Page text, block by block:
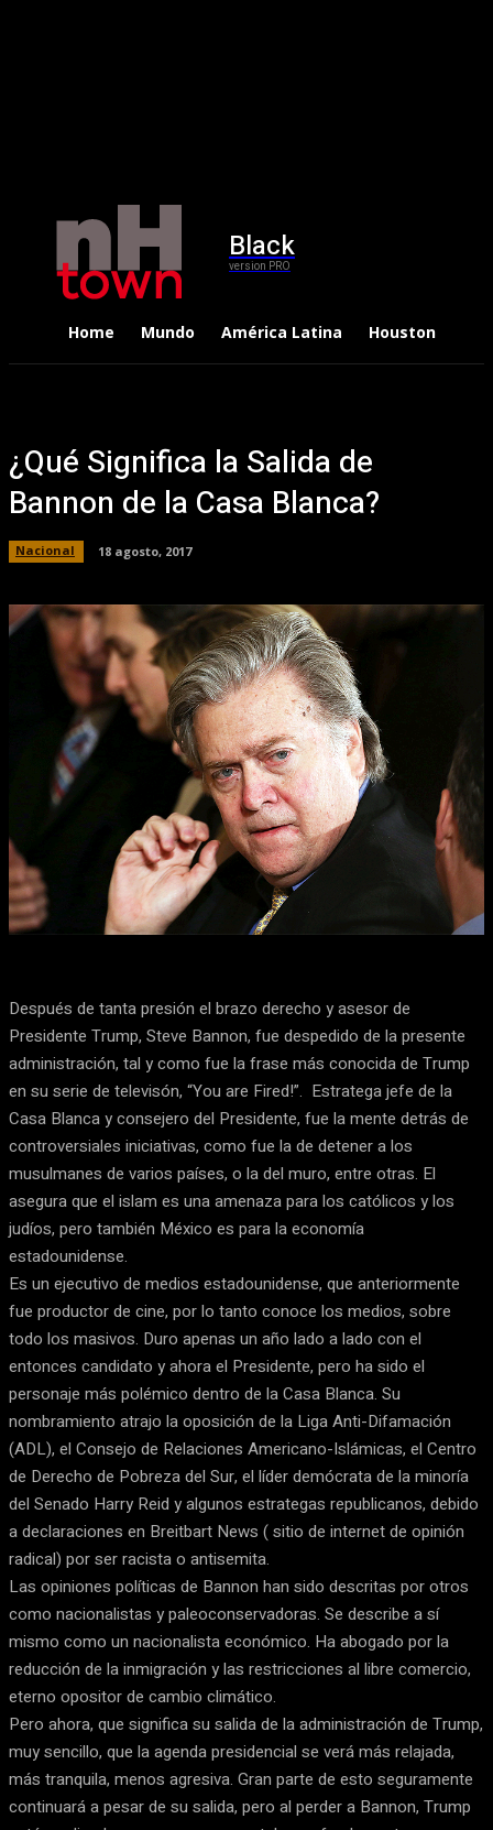
Black
version PRO
Home Mundo América Latina Houston
¿Qué Significa la Salida de
Bannon de la Casa Blanca?
Nacional 18 agosto, 2017
Facebook WhatsApp
Después de tanta presión el brazo derecho y asesor de
Presidente Trump, Steve Bannon, fue despedido de la presente
administración, tal y como fue la frase más conocida de Trump
en su serie de televisón, “You are Fired!”. Estratega jefe de la
Casa Blanca y consejero del Presidente, fue la mente detrás de
controversiales iniciativas, como fue la de detener a los
musulmanes de varios países, o la del muro, entre otras. El
asegura que el islam es una amenaza para los católicos y los
judíos, pero también México es para la economía
estadounidense.
Es un ejecutivo de medios estadounidense, que anteriormente
fue productor de cine, por lo tanto conoce los medios, sobre
todo los masivos. Duro apenas un año lado a lado con el
entonces candidato y ahora el Presidente, pero ha sido el
personaje más polémico dentro de la Casa Blanca. Su
nombramiento atrajo la oposición de la Liga Anti-Difamación
(ADL), el Consejo de Relaciones Americano-Islámicas, el Centro
de Derecho de Pobreza del Sur, el líder demócrata de la minoría
del Senado Harry Reid y algunos estrategas republicanos, debido
a declaraciones en Breitbart News ( sitio de internet de opinión
radical) por ser racista o antisemita.
Las opiniones políticas de Bannon han sido descritas por otros
como nacionalistas y paleoconservadoras. Se describe a sí
mismo como un nacionalista económico. Ha abogado por la
reducción de la inmigración y las restricciones al libre comercio,
eterno opositor de cambio climático.
Pero ahora, que significa su salida de la administración de Trump,
muy sencillo, que la agenda presidencial se verá más relajada,
más tranquila, menos agresiva. Gran parte de esto seguramente
continuará a pesar de su salida, pero al perder a Bannon, Trump